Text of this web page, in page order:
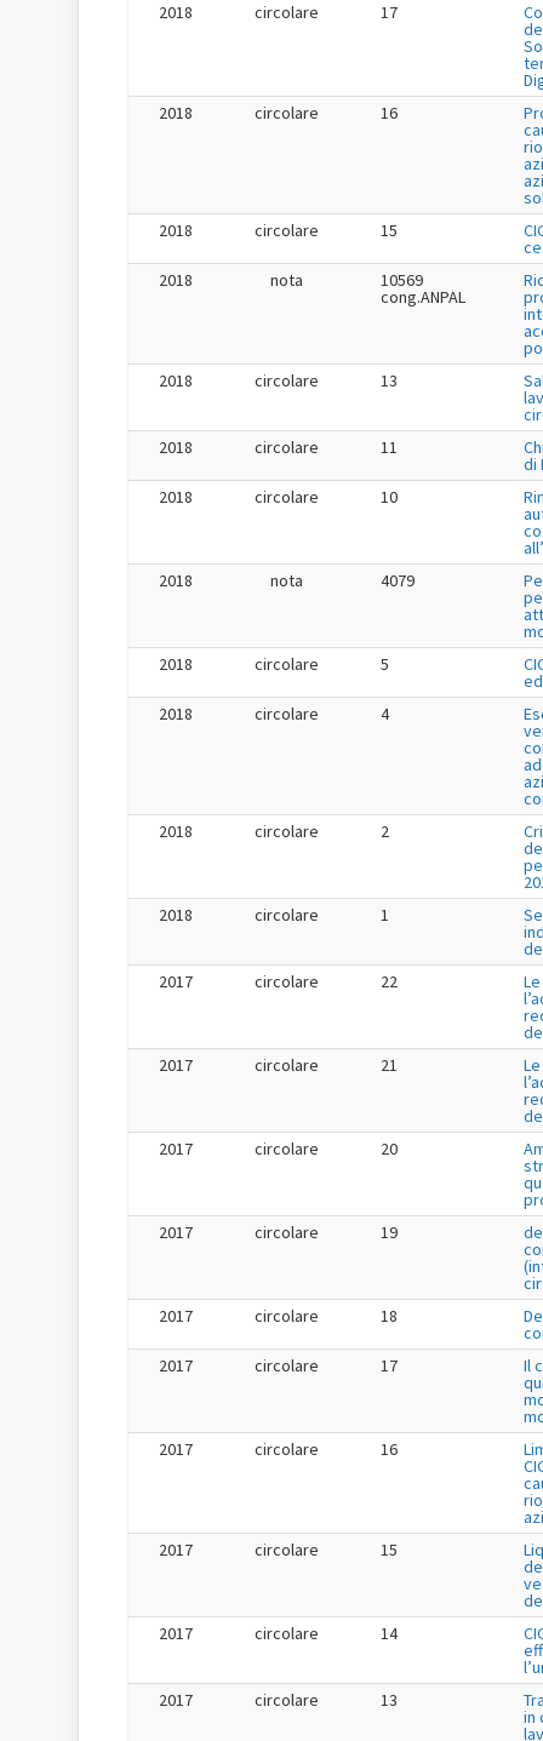
2018
circolare 17
2018
circolare 16
2018
circolare 15
2018
nota 10569
cong.ANPAL
2018
circolare 13
2018
circolare 11
di
2018
circolare 10
2018
nota 4079
2018
circolare 5
2018
circolare 4
2018
circolare 2
2018
circolare 1
2017
circolare 22
2017
circolare 21
2017
circolare 20
2017
circolare 19
2017
circolare 18
2017
circolare 17 Il
2017
circolare 16
2017
circolare 15
2017
circolare 14
2017
circolare 13
in